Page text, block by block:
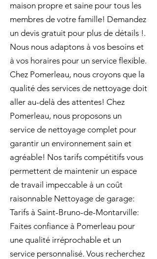
maison propre et saine pour tous les
membres de votre famille! Demandez
un devis gratuit pour plus de détails !.
Nous nous adaptons à vos besoins et
à vos horaires pour un service flexible.
Chez Pomerleau, nous croyons que la
qualité des services de nettoyage doit
aller au-delà des attentes! Chez
Pomerleau, nous proposons un
service de nettoyage complet pour
garantir un environnement sain et
agréable! Nos tarifs compétitifs vous
permettent de maintenir un espace
de travail impeccable à un coût
raisonnable Nettoyage de garage:
Tarifs à Saint-Bruno-de-Montarville:
Faites confiance à Pomerleau pour
une qualité irréprochable et un
service personnalisé. Vous recherchez